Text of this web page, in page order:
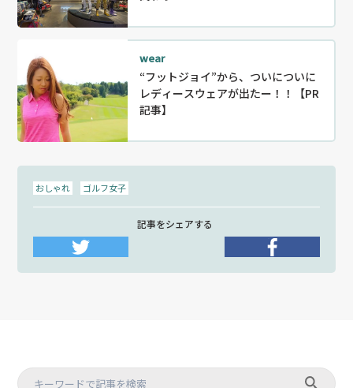
wear
“フットジョイ”から、ついについに
レディースウェアが出たー！！【PR
記事】
おしゃれ ゴルフ女子
記事をシェアする